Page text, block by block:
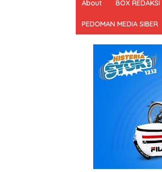
About BOX REDAKSI
PEDOMAN MEDIA SIBER